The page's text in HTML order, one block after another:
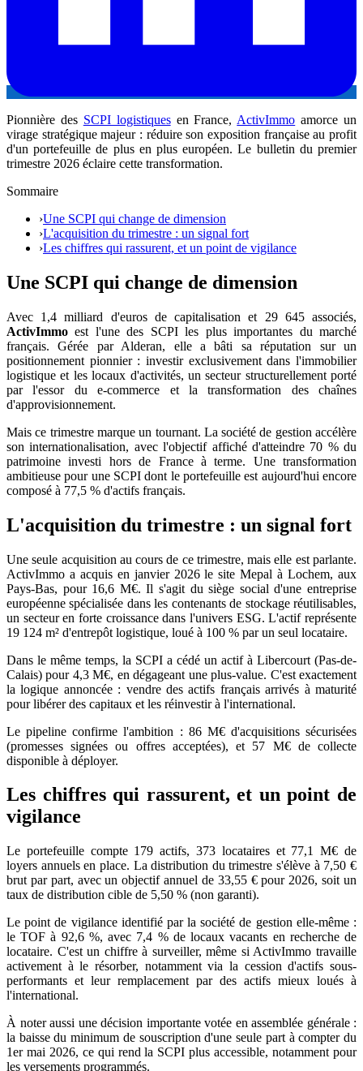
Pionnière des SCPI logistiquesen France, ActivImmo amorce un
virage stratégique majeur : réduire son exposition française au profit
d'un portefeuille de plus en plus européen. Le bulletin du premier
trimestre 2026 éclaire cette transformation.
Sommaire
›Une SCPI qui change de dimension
›L'acquisition du trimestre : un signal fort
›Les chiffres qui rassurent, et un point de vigilance
Une SCPI qui change de dimension
Avec 1,4 milliard d'euros de capitalisation et 29 645 associés,
ActivImmo est l'une des SCPI les plus importantes du marché
français. Gérée par Alderan, elle a bâti sa réputation sur un
positionnement pionnier : investir exclusivement dans l'immobilier
logistique et les locaux d'activités, un secteur structurellement porté
par l'essor du e-commerce et la transformation des chaînes
d'approvisionnement.
Mais ce trimestre marque un tournant. La société de gestion accélère
son internationalisation, avec l'objectif affiché d'atteindre 70 % du
patrimoine investi hors de France à terme. Une transformation
ambitieuse pour une SCPI dont le portefeuille est aujourd'hui encore
composé à 77,5 % d'actifs français.
L'acquisition du trimestre : un signal fort
Une seule acquisition au cours de ce trimestre, mais elle est parlante.
ActivImmo a acquis en janvier 2026 le site Mepal à Lochem, aux
Pays-Bas, pour 16,6 M€. Il s'agit du siège social d'une entreprise
européenne spécialisée dans les contenants de stockage réutilisables,
un secteur en forte croissance dans l'univers ESG. L'actif représente
19 124 m² d'entrepôt logistique, loué à 100 % par un seul locataire.
Dans le même temps, la SCPI a cédé un actif à Libercourt (Pas-de-
Calais) pour 4,3 M€, en dégageant une plus-value. C'est exactement
la logique annoncée : vendre des actifs français arrivés à maturité
pour libérer des capitaux et les réinvestir à l'international.
Le pipeline confirme l'ambition : 86 M€ d'acquisitions sécurisées
(promesses signées ou offres acceptées), et 57 M€ de collecte
disponible à déployer.
Les chiffres qui rassurent, et un point de
vigilance
Le portefeuille compte 179 actifs, 373 locataires et 77,1 M€ de
loyers annuels en place. La distribution du trimestre s'élève à 7,50 €
brut par part, avec un objectif annuel de 33,55 € pour 2026, soit un
taux de distribution cible de 5,50 % (non garanti).
Le point de vigilance identifié par la société de gestion elle-même :
le TOF à 92,6 %, avec 7,4 % de locaux vacants en recherche de
locataire. C'est un chiffre à surveiller, même si ActivImmo travaille
activement à le résorber, notamment via la cession d'actifs sous-
performants et leur remplacement par des actifs mieux loués à
l'international.
À noter aussi une décision importante votée en assemblée générale :
la baisse du minimum de souscription d'une seule part à compter du
1er mai 2026, ce qui rend la SCPI plus accessible, notamment pour
les versements programmés.